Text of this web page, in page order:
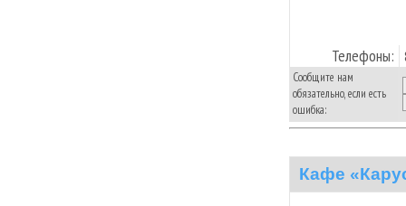
Телефоны:
Сообщите нам
обязательно, если есть
ошибка:
Кафе